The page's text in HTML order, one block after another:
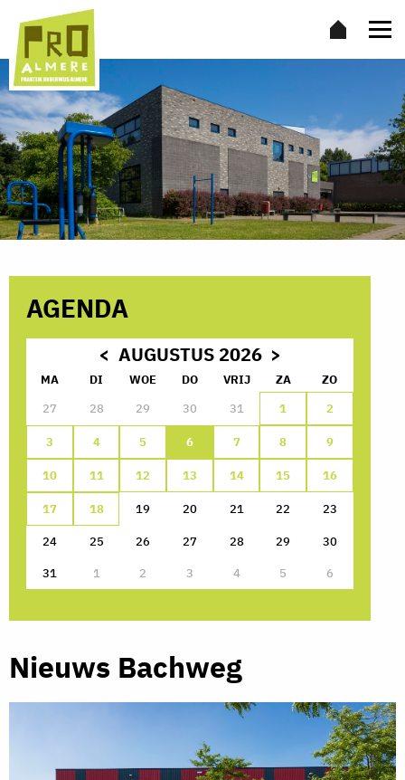
AGENDA
AUGUSTUS 2026
MA DI WOE DO VRIJ ZA
ZO
27
28 29 30 31 1 2
3 4 5 6 7 8 9
10 11 12 13 14 15 16
17 18 19 20 21 22 23
24 25 26 27 28 29 30
31 1 2 3 4 5 6
Nieuws Bachweg